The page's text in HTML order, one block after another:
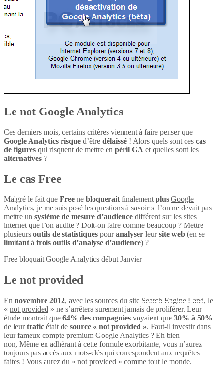
Le not Google Analytics
Ces derniers mois, certains critères viennent à faire penser que
Google Analytics risque d’être délaissé ! Alors quels sont ces cas
de figures qui risquent de mettre en péril GA et quelles sont les
alternatives ?
Le cas Free
Malgré le fait que Free ne bloqueraitfinalementplus Google
Analytics, je me suis posé les questions à savoir si l’on ne devait pas
mettre un système de mesure d’audience différent sur les sites
internet que l’on audite ? Doit-on faire comme beaucoup ? Mettre
plusieurs outils de statistiques pouranalyser leursite web (en se
limitantà trois outils d’analyse d’audience) ?
Free bloquait Google Analytics début Janvier
Le not provided
En novembre 2012, avec les sources du site Search Engine Land, le
« not provided » ne s’arrêtera surement jamais de proliférer. Leur
étude montrait que 64% des compagnies voyaient que 30% à 50%
de leurtrafic était de source « not provided ». Faut-il investir dans
leur fameux compte premium Google Analytics ? Eh bien
non, Même en adhérant à cette formule exorbitante, vous n’aurez
toujours pas accès aux mots-clés qui correspondent aux requêtes
faites ! Vous aurez du « not provided » comme tout le monde.